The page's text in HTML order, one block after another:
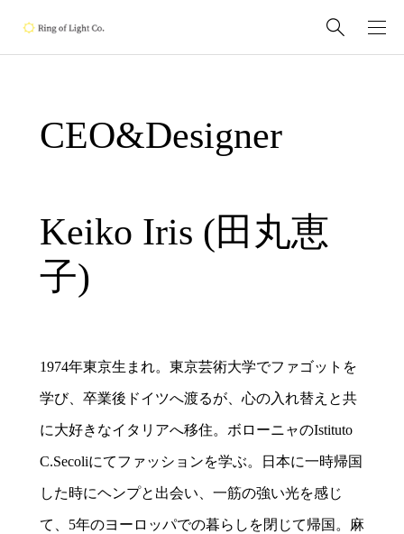
CEO&Designer
Keiko Iris (田丸恵
子)
1974年東京生まれ。東京芸術大学でファゴットを
学び、卒業後ドイツへ渡るが、心の入れ替えと共
に大好きなイタリアへ移住。ボローニャのIstituto
C.Secoliにてファッションを学ぶ。日本に一時帰国
した時にヘンプと出会い、一筋の強い光を感じ
て、5年のヨーロッパでの暮らしを閉じて帰国。麻